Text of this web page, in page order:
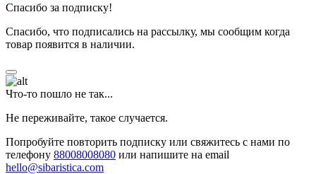
Спасибо за подписку!
Спасибо, что подписались на рассылку, мы сообщим когда
товар появится в наличии.
Что-то пошло не так...
Не переживайте, такое случается.
Попробуйте повторить подписку или свяжитесь с нами по
телефону 88008008080 или напишите на email
hello@sibaristica.com